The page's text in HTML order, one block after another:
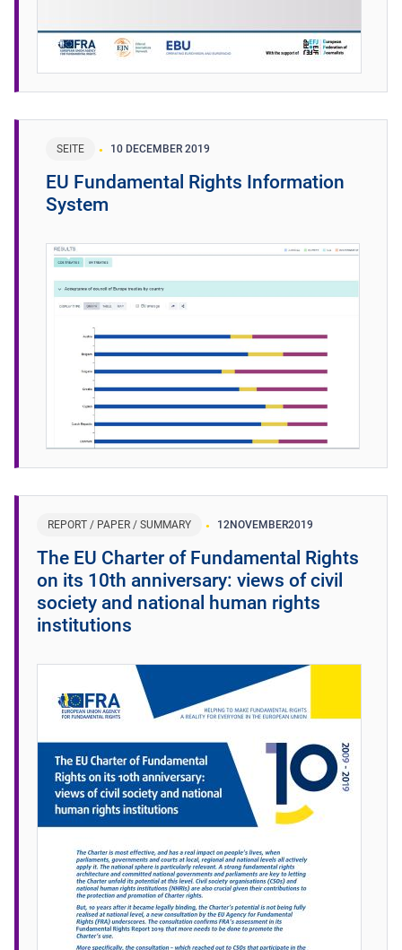
SEITE 10 DECEMBER 2019
EU Fundamental Rights Information
System
REPORT / PAPER / SUMMARY 12NOVEMBER2019
The EU Charter of Fundamental Rights
on its 10th anniversary: views of civil
society and national human rights
institutions